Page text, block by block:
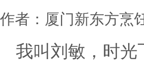
作者：厦门新东方烹
我叫刘敏，时光